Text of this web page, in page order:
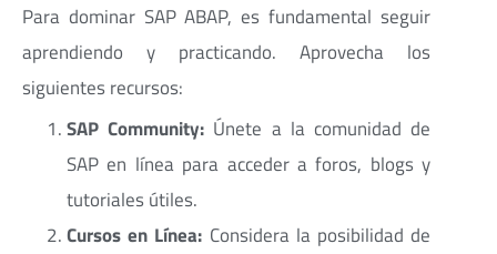
Para dominar SAP ABAP, es fundamental seguir
aprendiendo y practicando. Aprovecha los
siguientes recursos:
SAP Community: Únete a la comunidad de
SAP en línea para acceder a foros, blogs y
tutoriales útiles.
Cursos en Línea: Considera la posibilidad de